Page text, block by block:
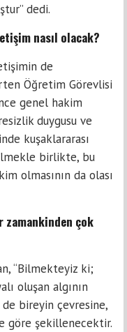
dedi.
nasıl olacak?
de
Öğretim Görevlisi
genel hakim
duygusu ve
kuşaklararası
birlikte, bu
olmasının da olası
çok
“Bilmekteyiz ki;
oluşan algının
bireyin çevresine,
göre şekillenecektir.